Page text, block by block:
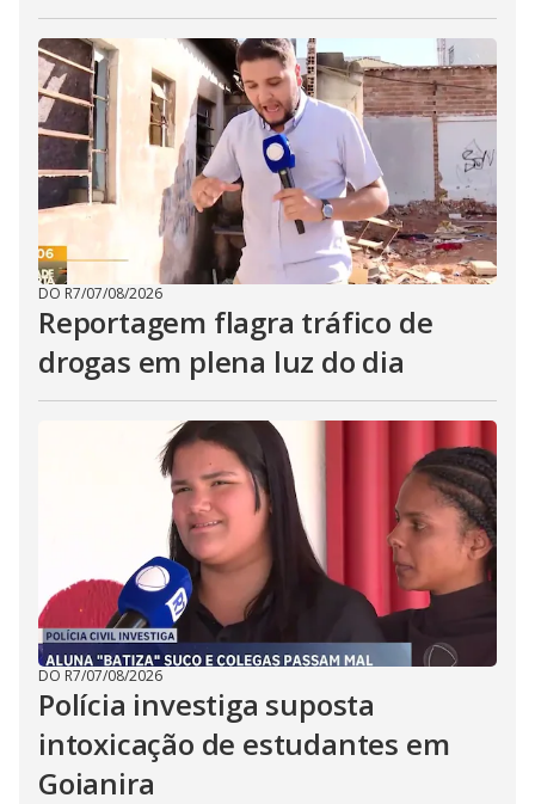
DO R7/07/08/2026
Reportagem flagra tráfico de
drogas em plena luz do dia
DO R7/07/08/2026
Polícia investiga suposta
intoxicação de estudantes em
Goianira